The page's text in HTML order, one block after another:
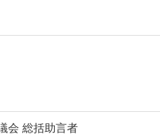
会 総括助言者